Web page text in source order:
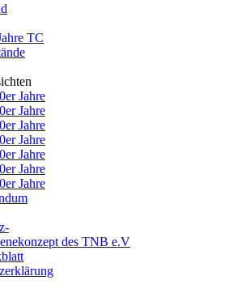
TC
Jahre
Jahre
Jahre
Jahre
Jahre
Jahre
Jahre
des TNB e.V